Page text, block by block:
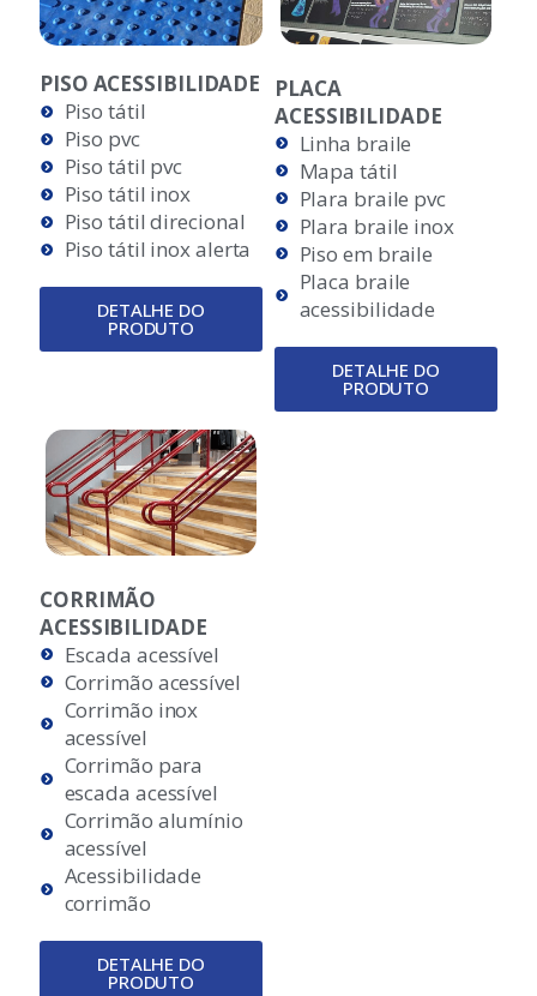
PISO ACESSIBILIDADE
Piso tátil
Piso pvc
Piso tátil pvc
Piso tátil inox
Piso tátil direcional
Piso tátil inox alerta
DETALHE DO
PRODUTO
PLACA
ACESSIBILIDADE
Linha braile
Mapa tátil
Plara braile pvc
Plara braile inox
Piso em braile
Placa braile
acessibilidade
DETALHE DO
PRODUTO
CORRIMÃO
ACESSIBILIDADE
Escada acessível
Corrimão acessível
Corrimão inox
acessível
Corrimão para
escada acessível
Corrimão alumínio
acessível
Acessibilidade
corrimão
DETALHE DO
PRODUTO